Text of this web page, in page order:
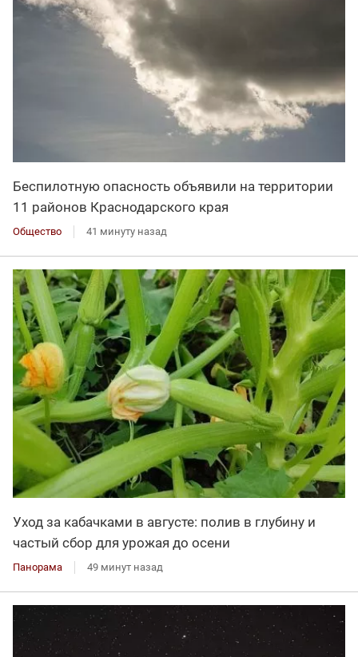
Беспилотную опасность объявили на территории
11 районов Краснодарского края
Общество 41 минуту назад
Уход за кабачками в августе: полив в глубину и
частый сбор для урожая до осени
Панорама 49 минут назад